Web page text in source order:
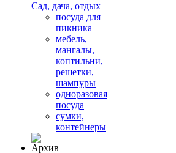
Сад, дача, отдых
посуда для
пикника
мебель,
мангалы,
коптильни,
решетки,
шампуры
одноразовая
посуда
сумки,
контейнеры